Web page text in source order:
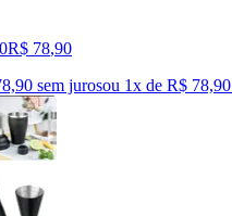
R$ 78,90
sem jurosou 1x de R$ 78,90